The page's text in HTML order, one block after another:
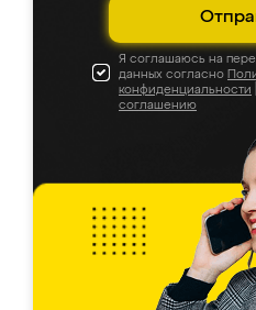
Я соглашаюсь на
данных согласно
конфиденциальности
соглашению